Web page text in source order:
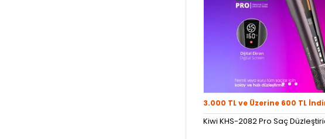
3.000 TL ve Üzerine 600 TL
Kiwi KHS-2082 Pro Saç